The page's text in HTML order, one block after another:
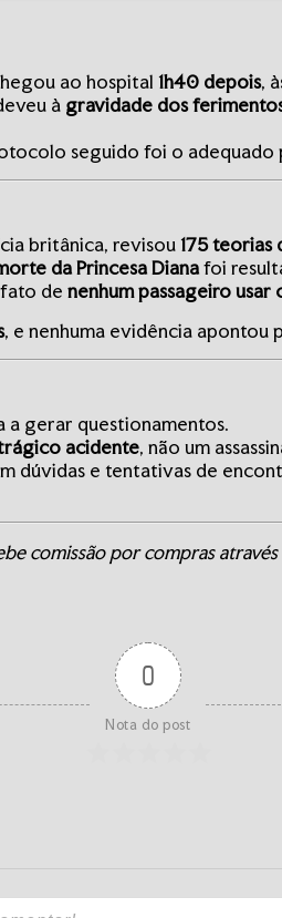
ao hospital1h40 depois,
à gravidade dos
seguido foi o adequado
britânica, revisou175 teorias
da Princesa Dianafoi
fato denenhum passageiro
, e nenhuma evidência apontou
a gerar questionamentos.
acidente, não um
dúvidas e tentativas de
comissão por compras
0
Nota do post